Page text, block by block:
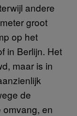
andere
groot
op het
in Berlijn. Het
maar is in
de
omvang, en